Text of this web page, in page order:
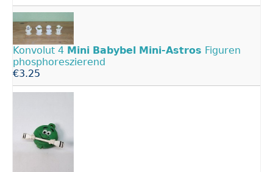
Konvolut 4 Mini Babybel Mini-Astros Figuren
phosphoreszierend
€3.25